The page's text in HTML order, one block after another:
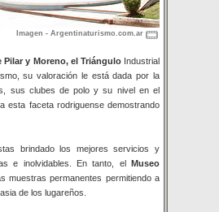
Imagen - Argentinaturismo.com.ar
Pilar y Moreno, el TriánguloIndustrial
su valoración le está dada por la
sus clubes de polo y su nivel en el
esta faceta rodriguense demostrando
brindado los mejores servicios y
e inolvidables. En tanto, el Museo
muestras permanentes permitiendo a
de los lugareños.